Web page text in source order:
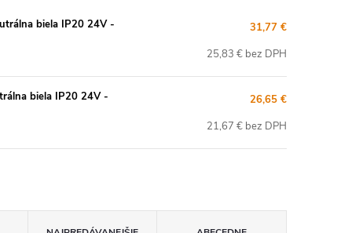
biela IP20 24V -
31,77 €
25,83 € bez DPH
biela IP20 24V -
26,65 €
21,67 € bez DPH